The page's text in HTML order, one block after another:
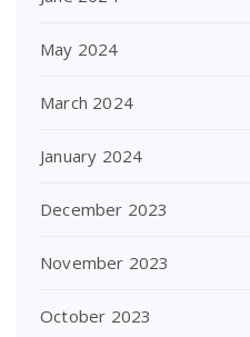
May 2024
March 2024
January 2024
December 2023
November 2023
October 2023